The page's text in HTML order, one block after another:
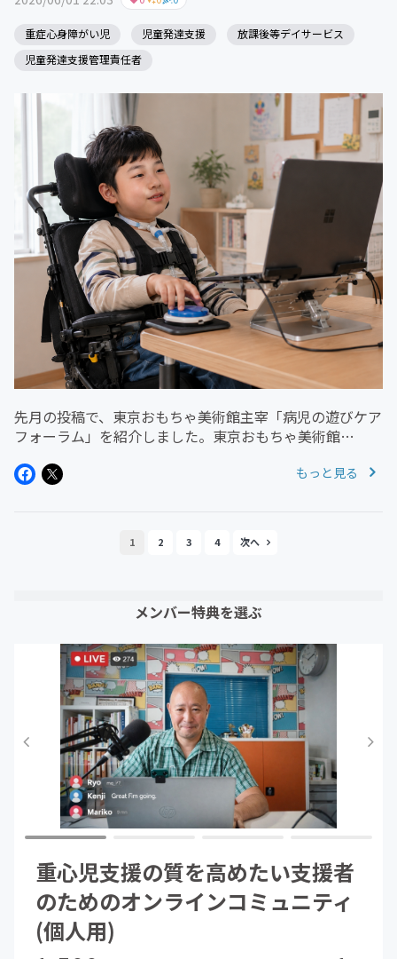
重症心身障がい児 児童発達支援
放課後等デイサービス
児童発達支援管理責任者
先月の投稿で、東京おもちゃ美術館主宰「病児の遊びケア
フォーラム」を紹介しました。東京おもちゃ美術館
デモンストレーション＆体験会。午後は分科会と盛りだく
もっと見る
1 2 3 4
メンバー特典を選ぶ
重心児支援の質を高めたい支援者
のためのオンラインコミュニティ
(個人用)